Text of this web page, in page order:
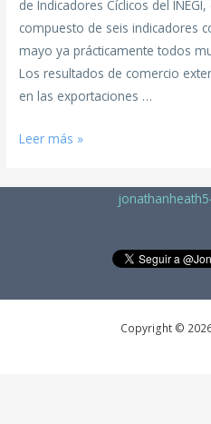
de Indicadores Cíclicos del
compuesto de seis indicadores
mayo ya prácticamente todos
Los resultados de comercio
en las exportaciones …
Leer más »
Copyright ©